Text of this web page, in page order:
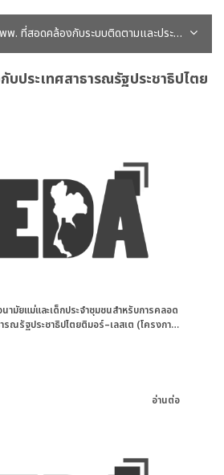
ฐานข้อมูลโครงการของ สพพ. ที่สอดคล้องกับระบบติดตามและประเมินผลแห่งชาติ (eMENSCR)
บประเทศสาธารณรัฐประชาธิปไตย
ามัยแม่และเด็กประจำชุมชนสำหรับการคลอด
ณรัฐประชาธิปไตยติมอร์–เลสเต (โครงการ
อ่านต่อ